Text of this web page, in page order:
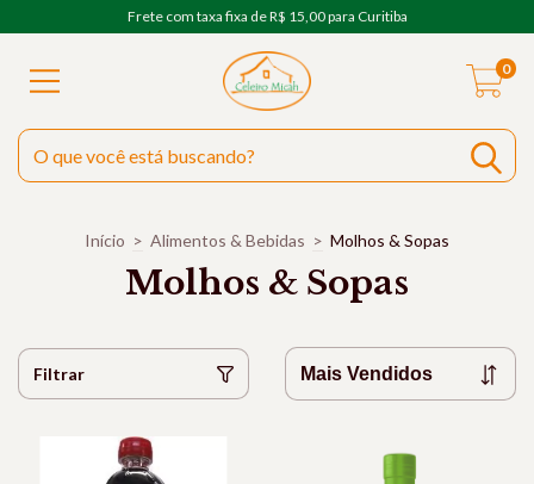
Frete com taxa fixa de R$ 15,00 para Curitiba
0
Início > Alimentos & Bebidas > Molhos & Sopas
Molhos & Sopas
Filtrar